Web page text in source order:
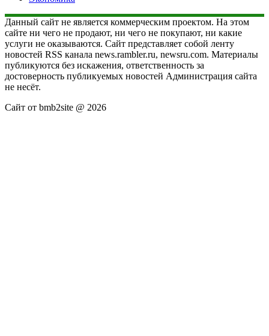
Данный сайт не является коммерческим проектом. На этом
сайте ни чего не продают, ни чего не покупают, ни какие
услуги не оказываются. Сайт представляет собой ленту
новостей RSS канала news.rambler.ru, newsru.com. Материалы
публикуются без искажения, ответственность за
достоверность публикуемых новостей Администрация сайта
не несёт.
Сайт от bmb2site @ 2026